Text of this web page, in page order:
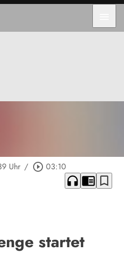
Uhr / play_circle_outline 03:10
headphones chrome_reader_mode bookmark_border
startet